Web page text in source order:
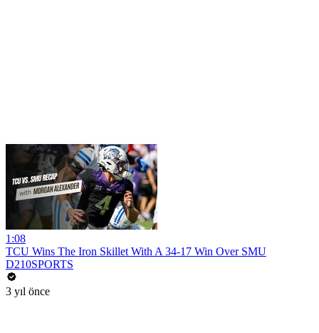
1:08
TCU Wins The Iron Skillet With A 34-17 Win Over SMU
D210SPORTS
3 yıl önce